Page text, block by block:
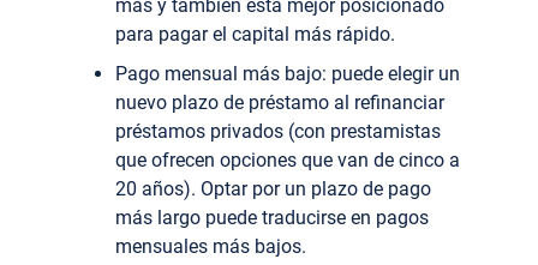
más y también está mejor posicionado
para pagar el capital más rápido.
Pago mensual más bajo: puede elegir un
nuevo plazo de préstamo al refinanciar
préstamos privados (con prestamistas
que ofrecen opciones que van de cinco a
20 años). Optar por un plazo de pago
más largo puede traducirse en pagos
mensuales más bajos.